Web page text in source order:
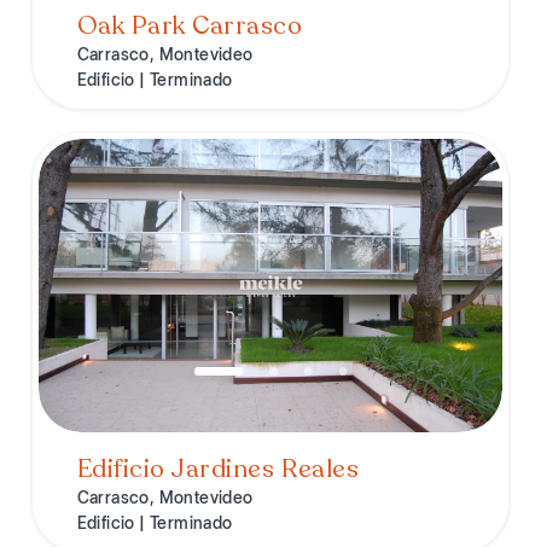
Oak Park Carrasco
Carrasco, Montevideo
Edificio | Terminado
Edificio Jardines Reales
Carrasco, Montevideo
Edificio | Terminado